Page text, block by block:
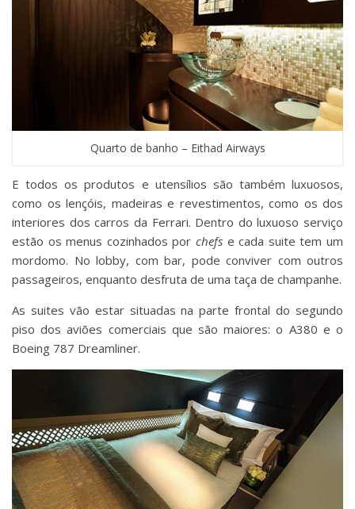
Quarto de banho – Eithad Airways
E todos os produtos e utensílios são também luxuosos,
como os lençóis, madeiras e revestimentos, como os dos
interiores dos carros da Ferrari. Dentro do luxuoso serviço
estão os menus cozinhados por chefs e cada suite tem um
mordomo. No lobby, com bar, pode conviver com outros
passageiros, enquanto desfruta de uma taça de champanhe.
As suites vão estar situadas na parte frontal do segundo
piso dos aviões comerciais que são maiores: o A380 e o
Boeing 787 Dreamliner.